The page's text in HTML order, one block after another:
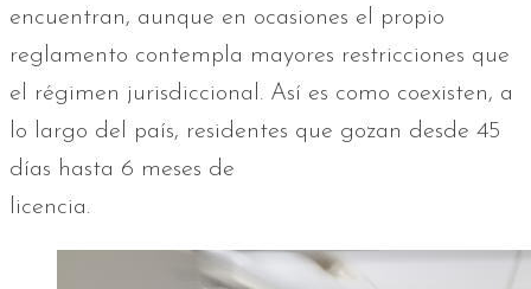
encuentran, aunque en ocasiones el propio
reglamento contempla mayores restricciones que
el régimen jurisdiccional. Así es como coexisten, a
lo largo del país, residentes que gozan desde 45
días hasta 6 meses de
licencia.